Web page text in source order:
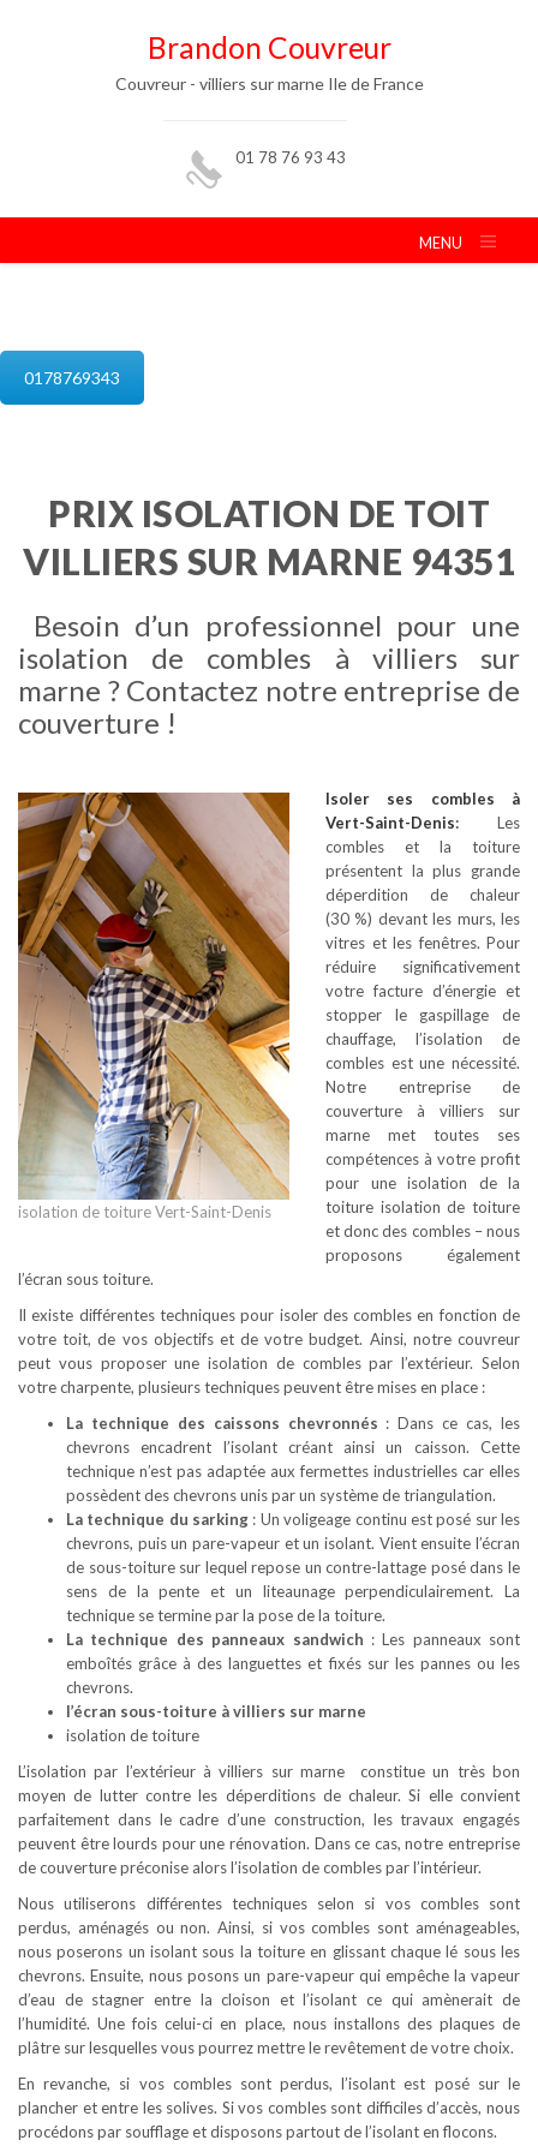
Brandon Couvreur
Couvreur - villiers sur marne Ile de France
01 78 76 93 43
MENU
0178769343
PRIX ISOLATION DE TOIT
VILLIERS SUR MARNE 94351
Besoin d’un professionnel pour une
isolation de combles à villiers sur
marne ? Contactez notre entreprise de
couverture !
isolation de toiture Vert-Saint-Denis
Isoler ses combles à
Vert-Saint-Denis: Les
combles et la toiture
présentent la plus grande
déperdition de chaleur
(30 %) devant les murs, les
vitres et les fenêtres. Pour
réduire significativement
votre facture d’énergie et
stopper le gaspillage de
chauffage, l’isolation de
combles est une nécessité.
Notre entreprise de
couverture à villiers sur
marne met toutes ses
compétences à votre profit
pour une isolation de la
toiture isolation de toiture
et donc des combles – nous
proposons également
l’écran sous toiture.
Il existe différentes techniques pour isoler des combles en fonction de
votre toit, de vos objectifs et de votre budget. Ainsi, notre couvreur
peut vous proposer une isolation de combles par l’extérieur. Selon
votre charpente, plusieurs techniques peuvent être mises en place :
La technique des caissons chevronnés : Dans ce cas, les
chevrons encadrent l’isolant créant ainsi un caisson. Cette
technique n’est pas adaptée aux fermettes industrielles car elles
possèdent des chevrons unis par un système de triangulation.
La technique du sarking : Un voligeage continu est posé sur les
chevrons, puis un pare-vapeur et un isolant. Vient ensuite l’écran
de sous-toiture sur lequel repose un contre-lattage posé dans le
sens de la pente et un liteaunage perpendiculairement. La
technique se termine par la pose de la toiture.
La technique des panneaux sandwich : Les panneaux sont
emboîtés grâce à des languettes et fixés sur les pannes ou les
chevrons.
l’écran sous-toiture à villiers sur marne
isolation de toiture
L’isolation par l’extérieur à villiers sur marne constitue un très bon
moyen de lutter contre les déperditions de chaleur. Si elle convient
parfaitement dans le cadre d’une construction, les travaux engagés
peuvent être lourds pour une rénovation. Dans ce cas, notre entreprise
de couverture préconise alors l’isolation de combles par l’intérieur.
Nous utiliserons différentes techniques selon si vos combles sont
perdus, aménagés ou non. Ainsi, si vos combles sont aménageables,
nous poserons un isolant sous la toiture en glissant chaque lé sous les
chevrons. Ensuite, nous posons un pare-vapeur qui empêche la vapeur
d’eau de stagner entre la cloison et l’isolant ce qui amènerait de
l’humidité. Une fois celui-ci en place, nous installons des plaques de
plâtre sur lesquelles vous pourrez mettre le revêtement de votre choix.
En revanche, si vos combles sont perdus, l’isolant est posé sur le
plancher et entre les solives. Si vos combles sont difficiles d’accès, nous
procédons par soufflage et disposons partout de l’isolant en flocons.